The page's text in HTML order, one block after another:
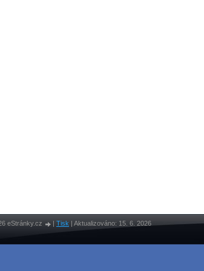
eStránky.cz Tisk Aktualizováno: 15. 6. 2026